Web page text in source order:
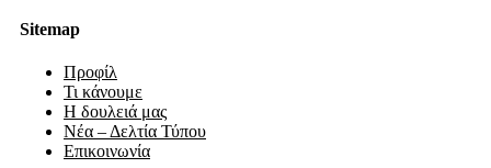
Sitemap
Προφίλ
Τι κάνουμε
Η δουλειά μας
Νέα – Δελτία Τύπου
Επικοινωνία